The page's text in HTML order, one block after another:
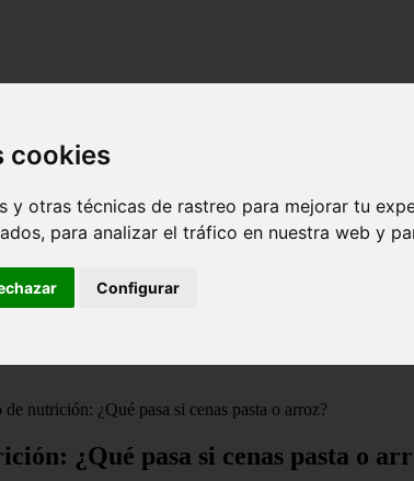
cookies
y otras técnicas de rastreo para mejorar tu
para analizar el tráfico en nuestra web y
Configurar
nutrición: ¿Qué pasa si cenas pasta o arroz?
¿Qué pasa si cenas pasta o